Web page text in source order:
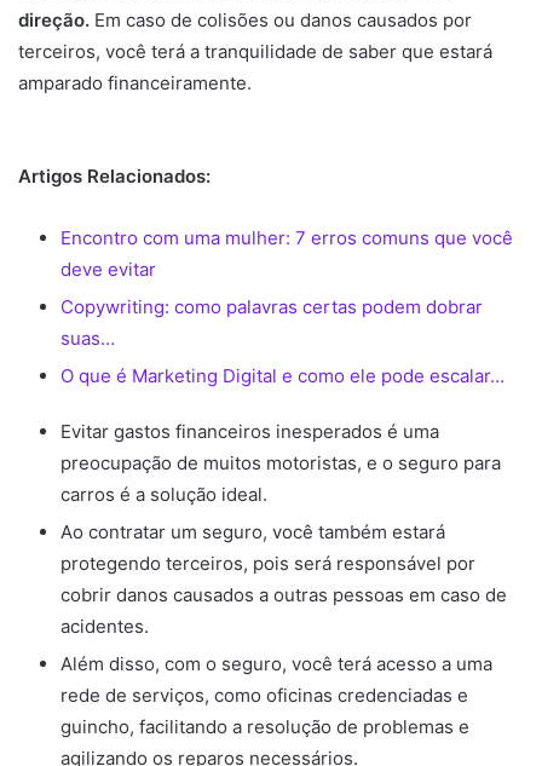
direção. Em caso de colisões ou danos causados por
terceiros, você terá a tranquilidade de saber que estará
amparado financeiramente.
Artigos Relacionados:
Encontro com uma mulher: 7 erros comuns que você
deve evitar
Copywriting: como palavras certas podem dobrar
suas…
O que é Marketing Digital e como ele pode escalar…
Evitar gastos financeiros inesperados é uma
preocupação de muitos motoristas, e o seguro para
carros é a solução ideal.
Ao contratar um seguro, você também estará
protegendo terceiros, pois será responsável por
cobrir danos causados a outras pessoas em caso de
acidentes.
Além disso, com o seguro, você terá acesso a uma
rede de serviços, como oficinas credenciadas e
guincho, facilitando a resolução de problemas e
agilizando os reparos necessários.